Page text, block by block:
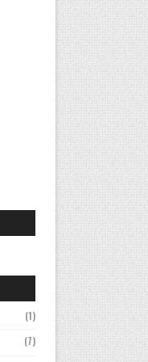
(1)
(7)